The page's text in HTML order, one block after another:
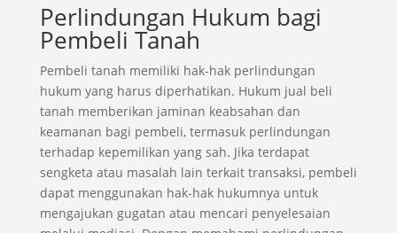
Perlindungan Hukum bagi
Pembeli Tanah
Pembeli tanah memiliki hak-hak perlindungan
hukum yang harus diperhatikan. Hukum jual beli
tanah memberikan jaminan keabsahan dan
keamanan bagi pembeli, termasuk perlindungan
terhadap kepemilikan yang sah. Jika terdapat
sengketa atau masalah lain terkait transaksi, pembeli
dapat menggunakan hak-hak hukumnya untuk
mengajukan gugatan atau mencari penyelesaian